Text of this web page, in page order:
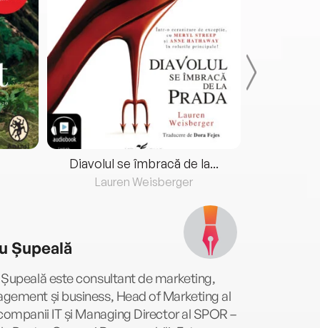
Diavolul se îmbracă de la...
Lauren Weisberger
Șupeală
este consultant de marketing,
și business, Head of Marketing al
IT și Managing Director al SPOR –